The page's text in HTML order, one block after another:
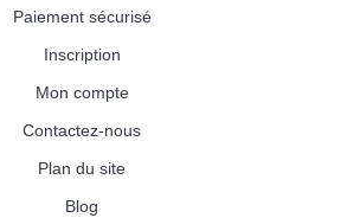
Paiement sécurisé
Inscription
Mon compte
Contactez-nous
Plan du site
Blog